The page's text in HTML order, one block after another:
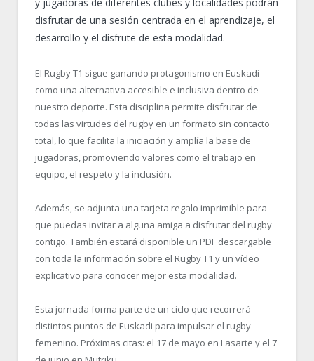
disfrutar de una sesión centrada en el aprendizaje, el
desarrollo y el disfrute de esta modalidad.
El Rugby T1 sigue ganando protagonismo en Euskadi
como una alternativa accesible e inclusiva dentro de
nuestro deporte. Esta disciplina permite disfrutar de
todas las virtudes del rugby en un formato sin contacto
total, lo que facilita la iniciación y amplía la base de
jugadoras, promoviendo valores como el trabajo en
equipo, el respeto y la inclusión.
Además, se adjunta una tarjeta regalo imprimible para
que puedas invitar a alguna amiga a disfrutar del rugby
contigo. También estará disponible un PDF descargable
con toda la información sobre el Rugby T1 y un vídeo
explicativo para conocer mejor esta modalidad.
Esta jornada forma parte de un ciclo que recorrerá
distintos puntos de Euskadi para impulsar el rugby
femenino. Próximas citas: el 17 de mayo en Lasarte y el 7